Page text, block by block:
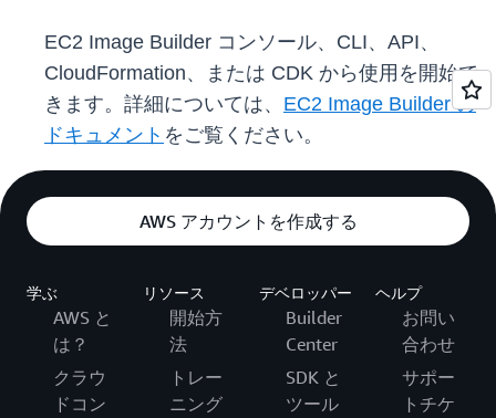
EC2 Image Builder コンソール、CLI、API、
CloudFormation、または CDK から使用を開始で
きます。詳細については、 EC2 Image Builder の
ドキュメント をご覧ください。
AWS アカウントを作成する
学ぶ
AWS と
は？
クラウ
ドコン
リソース
開始方
法
トレー
ニング
デベロッパー
Builder
Center
SDK と
ツール
ヘルプ
お問い
合わせ
サポー
トチケ